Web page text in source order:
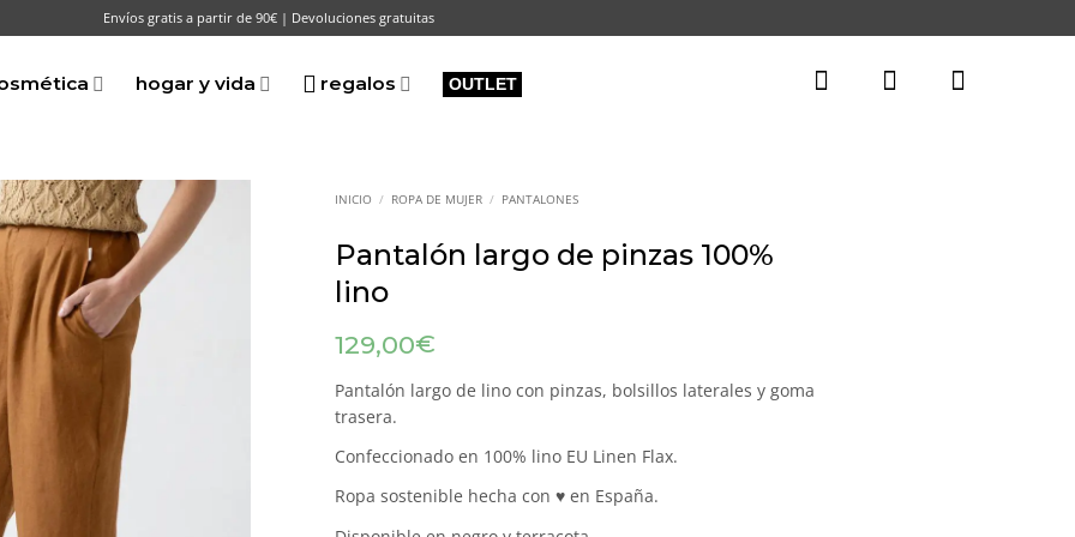
Envíos gratis a partir de 90€ | Devoluciones gratuitas
hogar y vida regalos OUTLET
INICIO / ROPA DE MUJER / PANTALONES
Pantalón largo de pinzas 100%
lino
129,00€
Pantalón largo de lino con pinzas, bolsillos laterales y goma
trasera.
Confeccionado en 100% lino EU Linen Flax.
Ropa sostenible hecha con ♥ en España.